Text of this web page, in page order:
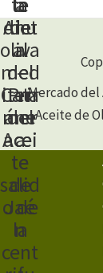
Mercado
Aceite de